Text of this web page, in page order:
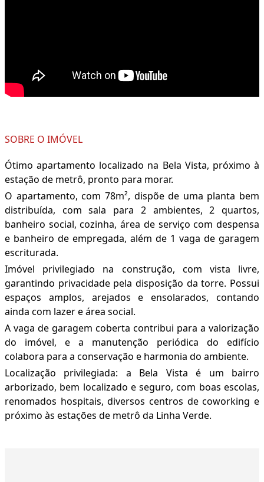
SOBRE O IMÓVEL
Ótimo apartamento localizado na Bela Vista, próximo à
estação de metrô, pronto para morar.
O apartamento, com 78m², dispõe de uma planta bem
distribuída, com sala para 2 ambientes, 2 quartos,
banheiro social, cozinha, área de serviço com despensa
e banheiro de empregada, além de 1 vaga de garagem
escriturada.
Imóvel privilegiado na construção, com vista livre,
garantindo privacidade pela disposição da torre. Possui
espaços amplos, arejados e ensolarados, contando
ainda com lazer e área social.
A vaga de garagem coberta contribui para a valorização
do imóvel, e a manutenção periódica do edifício
colabora para a conservação e harmonia do ambiente.
Localização privilegiada: a Bela Vista é um bairro
arborizado, bem localizado e seguro, com boas escolas,
renomados hospitais, diversos centros de coworking e
próximo às estações de metrô da Linha Verde.